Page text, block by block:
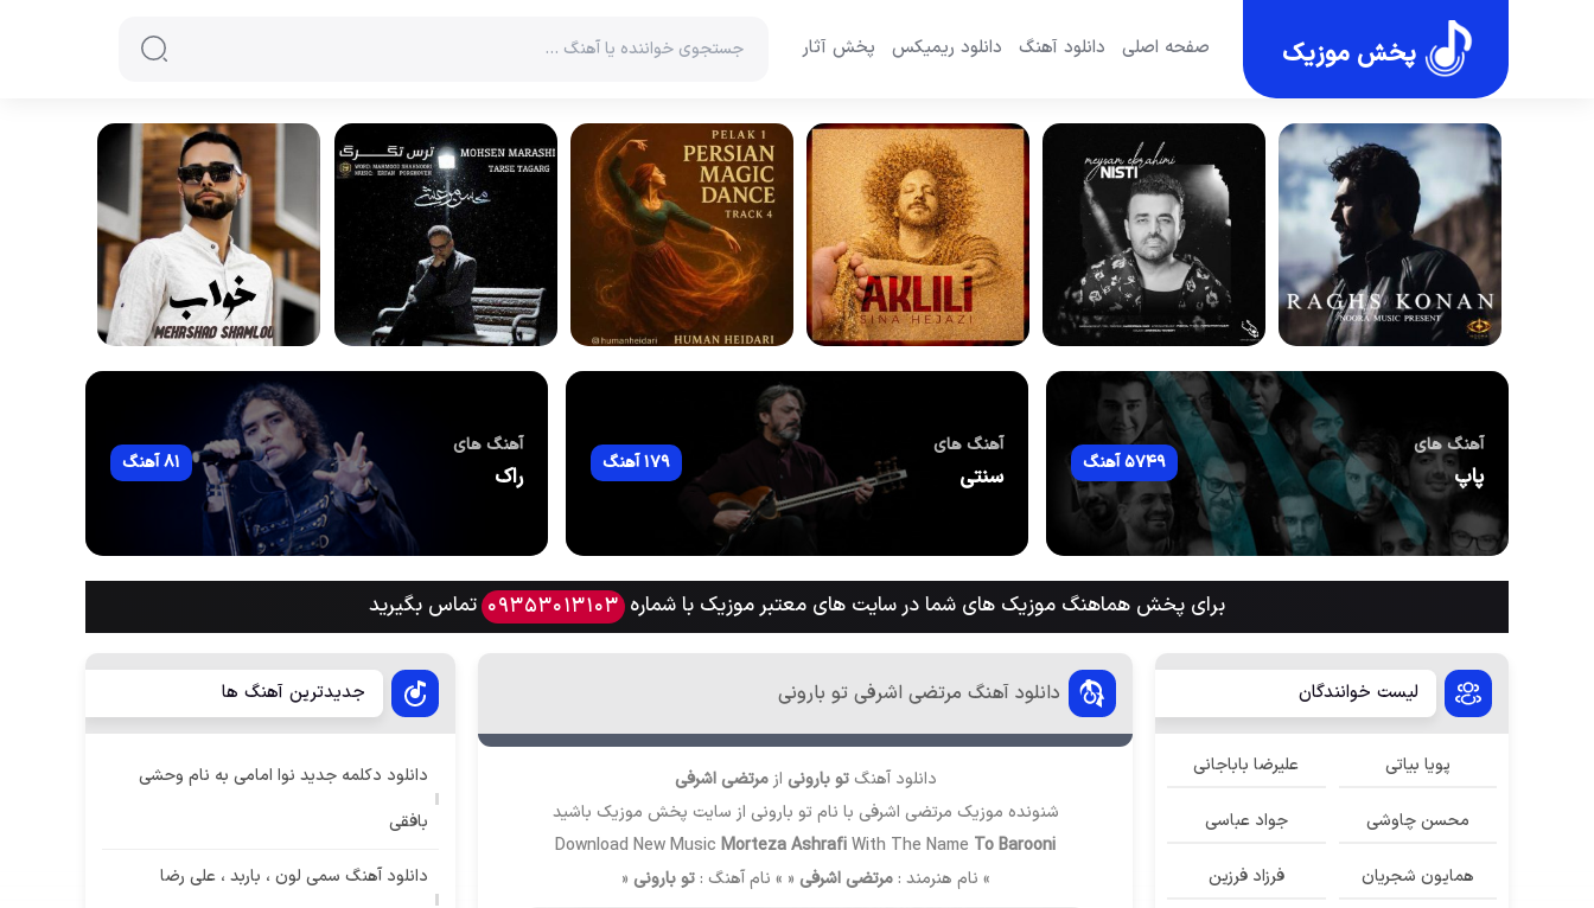
پخش موزیک صفحه اصلی دانلود آهنگ دانلود ریمیکس پخش آثار
آهنگ های
پاپ 5749 آهنگ
آهنگ های
سنتی 179 آهنگ
آهنگ های
راک 81 آهنگ
برای پخش هماهنگ موزیک های شما در سایت های معتبر موزیک با شماره 09353013103 تماس بگیرید
دانلود آهنگ مرتضی اشرفی تو بارونی
دانلود آهنگ تو بارونی ازمرتضی اشرفی
شنونده موزیک مرتضی اشرفی با نام تو بارونی از سایت پخش موزیک باشید
Download New MusicMorteza AshrafiWith The Name To Barooni
» نام هنرمند :مرتضی اشرفی « » نام آهنگ :تو بارونی «
لیست خوانندگان
پویا بیاتی علیرضا باباجانی
محسن چاوشی جواد عباسی
همایون شجریان فرزاد فرزین
جدیدترین آهنگ ها
دانلود دکلمه جدید نوا امامی به نام وحشی
بافقی
دانلود آهنگ سمی لون ، باربد ، علی رضا